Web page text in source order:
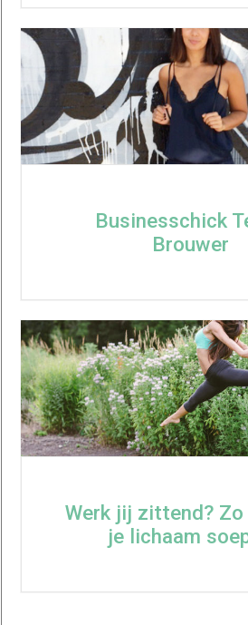
Businesschick
Brouwer
Werk jij zittend?
je lichaam